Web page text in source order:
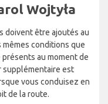
Wojtyła
doivent être ajoutés au
conditions que
au moment de
supplémentaire est
vous conduisez en
de la route.